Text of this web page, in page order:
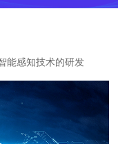
能感知技术的研发